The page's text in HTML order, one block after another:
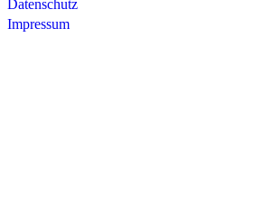
Datenschutz
Impressum